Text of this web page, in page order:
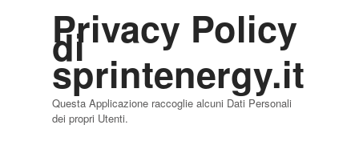
Privacy Policy
di
sprintenergy.it
Questa Applicazione raccoglie alcuni Dati Personali
dei propri Utenti.